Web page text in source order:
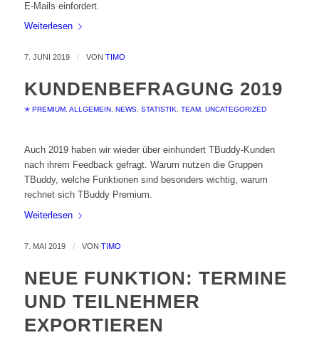
E-Mails einfordert.
Weiterlesen
7. JUNI 2019 / VON TIMO
KUNDENBEFRAGUNG 2019
✭ PREMIUM, ALLGEMEIN, NEWS, STATISTIK, TEAM, UNCATEGORIZED
Auch 2019 haben wir wieder über einhundert TBuddy-Kunden
nach ihrem Feedback gefragt. Warum nutzen die Gruppen
TBuddy, welche Funktionen sind besonders wichtig, warum
rechnet sich TBuddy Premium.
Weiterlesen
7. MAI 2019 / VON TIMO
NEUE FUNKTION: TERMINE
UND TEILNEHMER
EXPORTIEREN